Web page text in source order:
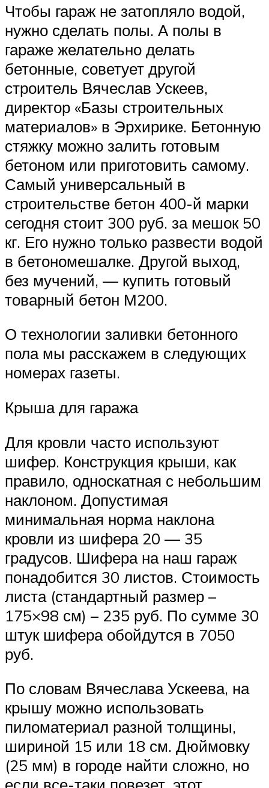
Чтобы гараж не затопляло водой,
нужно сделать полы. А полы в
гараже желательно делать
бетонные, советует другой
строитель Вячеслав Ускеев,
директор «Базы строительных
материалов» в Эрхирике. Бетонную
стяжку можно залить готовым
бетоном или приготовить самому.
Самый универсальный в
строительстве бетон 400-й марки
сегодня стоит 300 руб. за мешок 50
кг. Его нужно только развести водой
в бетономешалке. Другой выход,
без мучений, — купить готовый
товарный бетон М200.
О технологии заливки бетонного
пола мы расскажем в следующих
номерах газеты.
Крыша для гаража
Для кровли часто используют
шифер. Конструкция крыши, как
правило, односкатная с небольшим
наклоном. Допустимая
минимальная норма наклона
кровли из шифера 20 — 35
градусов. Шифера на наш гараж
понадобится 30 листов. Стоимость
листа (стандартный размер –
175×98 см) – 235 руб. По сумме 30
штук шифера обойдутся в 7050
руб.
По словам Вячеслава Ускеева, на
крышу можно использовать
пиломатериал разной толщины,
шириной 15 или 18 см. Дюймовку
(25 мм) в городе найти сложно, но